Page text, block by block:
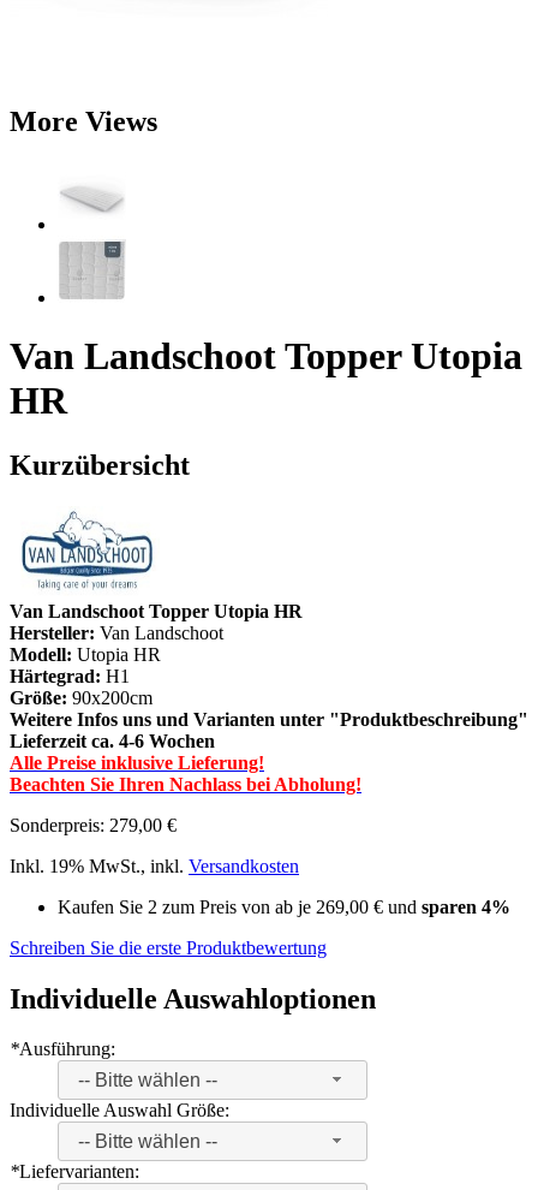
More Views
Van Landschoot Topper Utopia
HR
Kurzübersicht
Van Landschoot Topper Utopia HR
Hersteller: Van Landschoot
Modell: Utopia HR
Härtegrad: H1
Größe: 90x200cm
Weitere Infos uns und Varianten unter "Produktbeschreibung"
Lieferzeit ca. 4-6 Wochen
Alle Preise inklusive Lieferung!
Beachten Sie Ihren Nachlass bei Abholung!
Sonderpreis: 279,00 €
Inkl. 19% MwSt., inkl. Versandkosten
Kaufen Sie 2 zum Preis von ab je 269,00 € und sparen 4%
Schreiben Sie die erste Produktbewertung
Individuelle Auswahloptionen
*Ausführung:
-- Bitte wählen --
Individuelle Auswahl Größe:
-- Bitte wählen --
*Liefervarianten: